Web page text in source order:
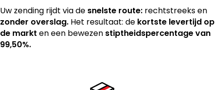
Uw zending rijdt via de snelste route: rechtstreeks en
zonder overslag. Het resultaat: de kortste levertijd op
de markt en een bewezen stiptheidspercentage van
99,50%.